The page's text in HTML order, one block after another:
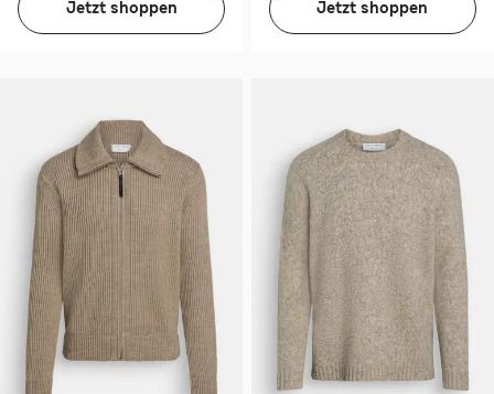
Jetzt shoppen Jetzt shoppen